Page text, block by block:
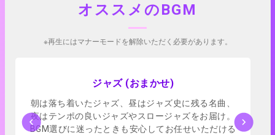
オススメのBGM
※再生にはマナーモードを解除いただく必要があります。
アプリで試聴
ジャズ (おまかせ)
朝は落ち着いたジャズ、昼はジャズ史に残る名曲、
夜はテンポの良いジャズやスロージャズをお届け。
BGM選びに迷ったときも安心してお任せいただける